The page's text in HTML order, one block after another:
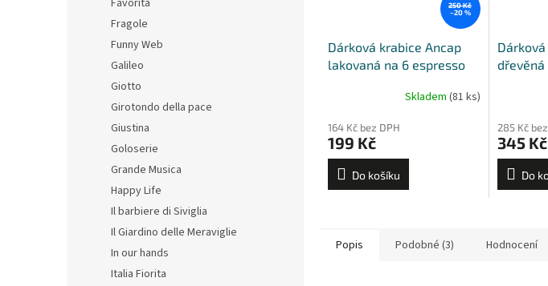
Favorita
Fragole
Funny Web
Galileo
Giotto
Girotondo della pace
Giustina
Goloserie
Grande Musica
Happy Life
Il barbiere di Siviglia
Il Giardino delle Meraviglie
In our hands
Italia Fiorita
250 Kč
–20 %
Dárková krabice Ancap
lakovaná na 6 espresso
Skladem (81 ks)
164 Kč bez DPH
199 Kč
Do košíku
285 Kč
345 Kč
Do
Popis Podobné (3) Hodnocení